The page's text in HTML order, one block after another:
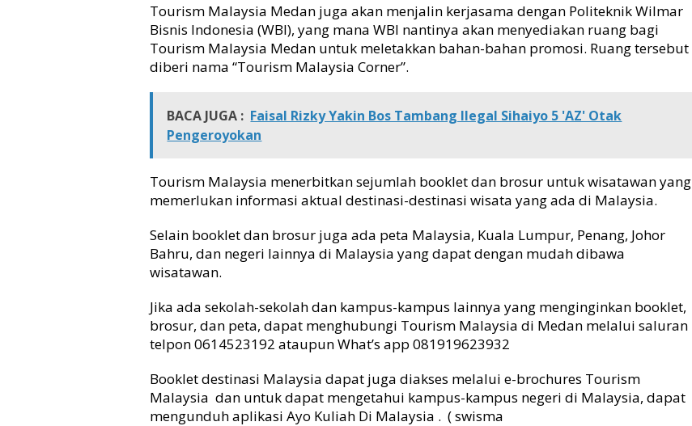
Tourism Malaysia Medan juga akan menjalin kerjasama dengan Politeknik Wilmar
Bisnis Indonesia (WBI), yang mana WBI nantinya akan menyediakan ruang bagi
Tourism Malaysia Medan untuk meletakkan bahan-bahan promosi. Ruang tersebut
diberi nama “Tourism Malaysia Corner”.
BACA JUGA : Faisal Rizky Yakin Bos Tambang Ilegal Sihaiyo 5 'AZ' Otak
Pengeroyokan
Tourism Malaysia menerbitkan sejumlah booklet dan brosur untuk wisatawan yang
memerlukan informasi aktual destinasi-destinasi wisata yang ada di Malaysia.
Selain booklet dan brosur juga ada peta Malaysia, Kuala Lumpur, Penang, Johor
Bahru, dan negeri lainnya di Malaysia yang dapat dengan mudah dibawa
wisatawan.
Jika ada sekolah-sekolah dan kampus-kampus lainnya yang menginginkan booklet,
brosur, dan peta, dapat menghubungi Tourism Malaysia di Medan melalui saluran
telpon 0614523192 ataupun What’s app 081919623932
Booklet destinasi Malaysia dapat juga diakses melalui e-brochures Tourism
Malaysia dan untuk dapat mengetahui kampus-kampus negeri di Malaysia, dapat
mengunduh aplikasi Ayo Kuliah Di Malaysia . ( swisma